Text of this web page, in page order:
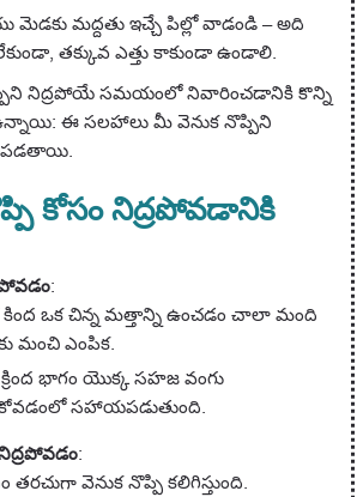
మద్దతు ఇచ్చే పిల్లో వాడండి – అది
తక్కువ ఎత్తు కాకుండా ఉండాలి.
నిద్రపోయే సమయంలో నివారించడానికి కొన్ని
ఈ సలహాలు మీ వెనుక నొప్పిని
కోసం నిద్రపోవడానికి
:
కింద ఒక చిన్న మత్తాన్ని ఉంచడం చాలా మంది
మంచి ఎంపిక.
భాగం యొక్క సహజ వంగు
సహాయపడుతుంది.
:
తరచుగా వెనుక నొప్పి కలిగిస్తుంది.